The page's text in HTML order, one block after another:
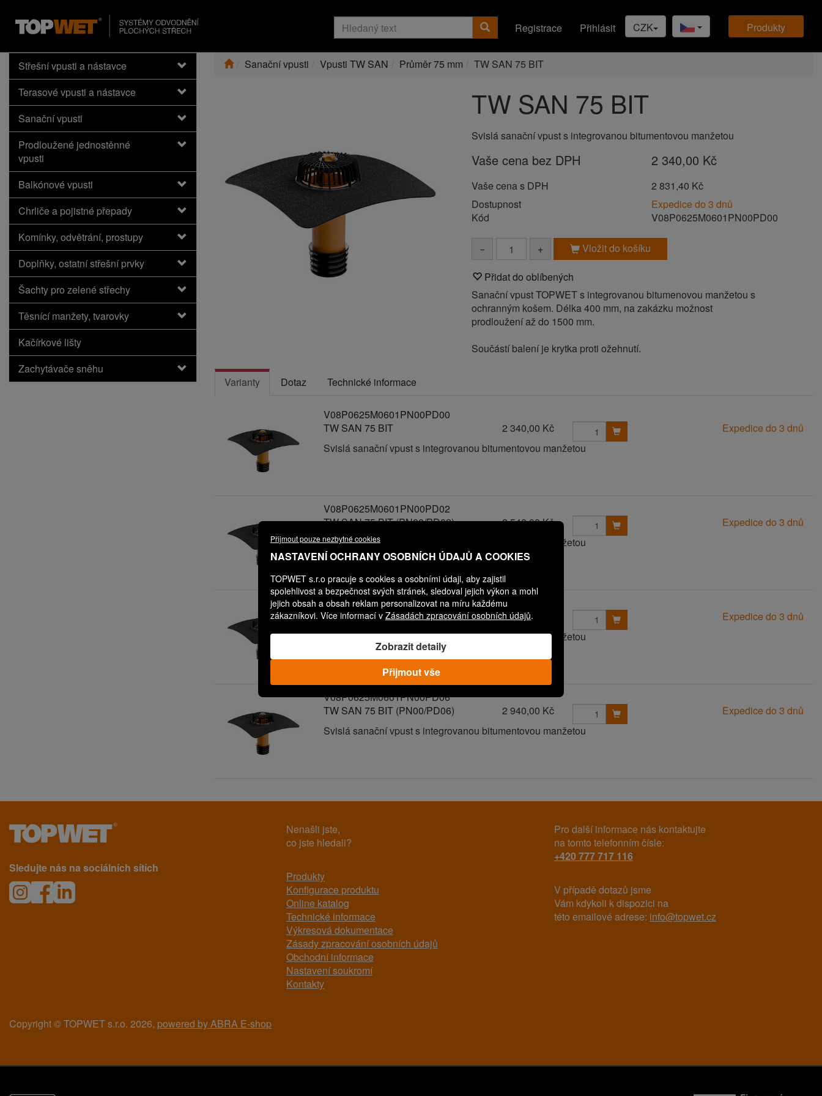
Přijmout pouze nezbytné cookies
NASTAVENÍ OCHRANY OSOBNÍCH ÚDAJŮ A COOKIES
TOPWET s.r.o pracuje s cookies a osobními údaji, aby zajistil
spolehlivost a bezpečnost svých stránek, sledoval jejich výkon a mohl
jejich obsah a obsah reklam personalizovat na míru každému
zákazníkovi. Více informací v Zásadách zpracování osobních údajů.
Zobrazit detaily
Přijmout vše
produkty
CZK
Registrace Přihlásit
Střešní vpusti a nástavce
Terasové vpusti a nástavce
Sanační vpusti
Prodloužené jednostěnné
vpusti
Balkónové vpusti
Chrliče a pojistné přepady
Komínky, odvětrání, prostupy
Doplňky, ostatní střešní prvky
Šachty pro zelené střechy
Těsnící manžety, tvarovky
Kačírkové lišty
Zachytávače sněhu
Sanační vpusti Vpusti TW SAN Průměr 75 mm TW SAN 75 BIT
TW SAN 75 BIT
Svislá sanační vpust s integrovanou bitumentovou manžetou
Vaše cena bez DPH 2 340,00 Kč
Vaše cena s DPH
2 831,40 Kč
Dostupnost
Expedice do 3 dnů
Kód
V08P0625M0601PN00PD00
− + Vložit do košíku
Přidat do oblíbených
Sanační vpust TOPWET s integrovanou bitumenovou manžetou s
ochranným košem. Délka 400 mm, na zakázku možnost
prodloužení až do 1500 mm.
Součástí balení je krytka proti ožehnutí.
Varianty Dotaz Technické informace
V08P0625M0601PN00PD00
TW SAN 75 BIT
2 340,00 Kč
Expedice do 3 dnů
Svislá sanační vpust s integrovanou bitumentovou manžetou
V08P0625M0601PN00PD02
TW SAN 75 BIT (PN00/PD02)
2 540,00 Kč
Expedice do 3 dnů
Svislá sanační vpust s integrovanou bitumentovou manžetou
V08P0625M0601PN00PD03
TW SAN 75 BIT (PN00/PD03)
2 640,00 Kč
Expedice do 3 dnů
Svislá sanační vpust s integrovanou bitumentovou manžetou
V08P0625M0601PN00PD06
TW SAN 75 BIT (PN00/PD06)
2 940,00 Kč
Expedice do 3 dnů
Svislá sanační vpust s integrovanou bitumentovou manžetou
Sledujte nás na sociálních sítích
Nenašli jste,
co jste hledali?
Produkty
Konfigurace produktu
Online katalog
Technické informace
Výkresová dokumentace
Zásady zpracování osobních údajů
Obchodní informace
Nastavení soukromí
Kontakty
Pro další informace nás kontaktujte
na tomto telefonním čísle:
+420 777 717 116
V případě dotazů jsme
Vám kdykoli k dispozici na
této emailové adrese: info@topwet.cz
Copyright © TOPWET s.r.o. 2026, powered by ABRA E-shop